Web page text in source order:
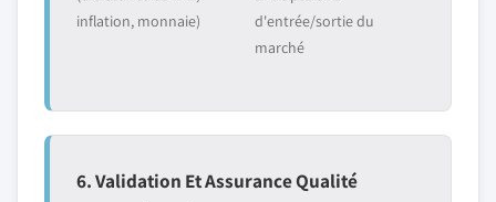
inflation, monnaie)
d'entrée/sortie du
marché
6. Validation Et Assurance Qualité